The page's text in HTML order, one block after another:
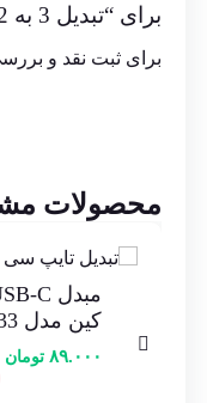
برای “تبدیل 3 به 2 برق امگا مدل M101”
برای ثبت نقد و
محصولات
کین مدل KY-133
۸۹.۰۰۰ تومان